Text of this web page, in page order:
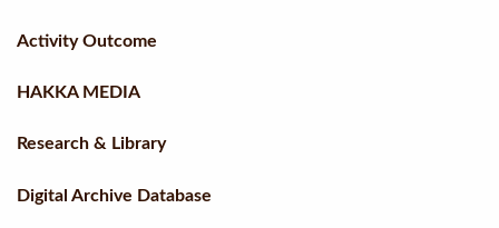
Activity Outcome
HAKKA MEDIA
Research & Library
Digital Archive Database